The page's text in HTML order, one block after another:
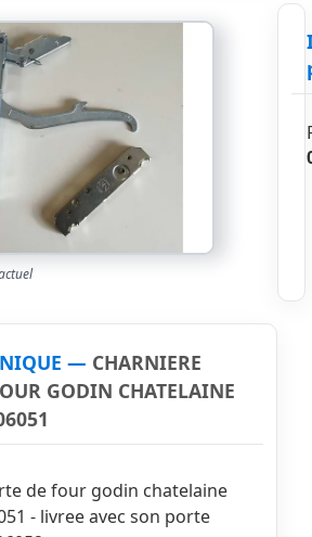
— CHARNIERE
GODIN CHATELAINE
de four godin chatelaine
- livree avec son porte